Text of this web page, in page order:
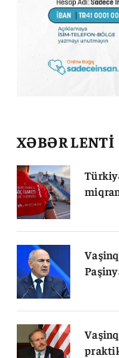
XƏBƏR LENTİ